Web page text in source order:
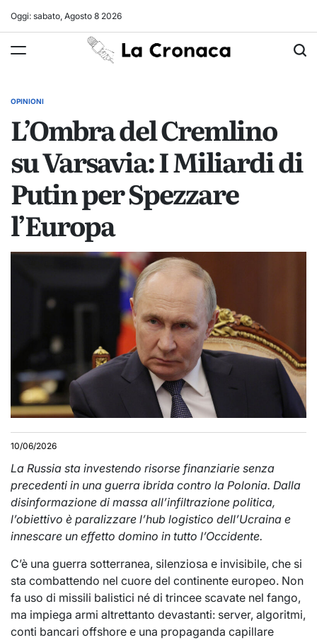
Oggi: sabato, Agosto 8 2026
La
Cronaca
POSTED
OPINIONI
L’Ombra del Cremlino
su Varsavia: I Miliardi di
Putin per Spezzare
l’Europa
10/06/2026
La Russia sta investendo risorse finanziarie senza
precedenti in una guerra ibrida contro la Polonia. Dalla
disinformazione di massa all’infiltrazione politica,
l’obiettivo è paralizzare l’hub logistico dell’Ucraina e
innescare un effetto domino in tutto l’Occidente.
C’è una guerra sotterranea, silenziosa e invisibile, che si
sta combattendo nel cuore del continente europeo. Non
fa uso di missili balistici né di trincee scavate nel fango,
ma impiega armi altrettanto devastanti: server, algoritmi,
conti bancari offshore e una propaganda capillare